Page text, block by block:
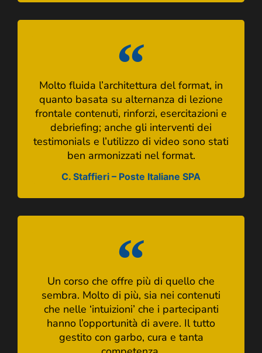
Molto fluida l’architettura del format, in
quanto basata su alternanza di lezione
frontale contenuti, rinforzi, esercitazioni e
debriefing; anche gli interventi dei
testimonials e l’utilizzo di video sono stati
ben armonizzati nel format.
C. Staffieri – Poste Italiane SPA
Un corso che offre più di quello che
sembra. Molto di più, sia nei contenuti
che nelle ‘intuizioni’ che i partecipanti
hanno l’opportunità di avere. Il tutto
gestito con garbo, cura e tanta